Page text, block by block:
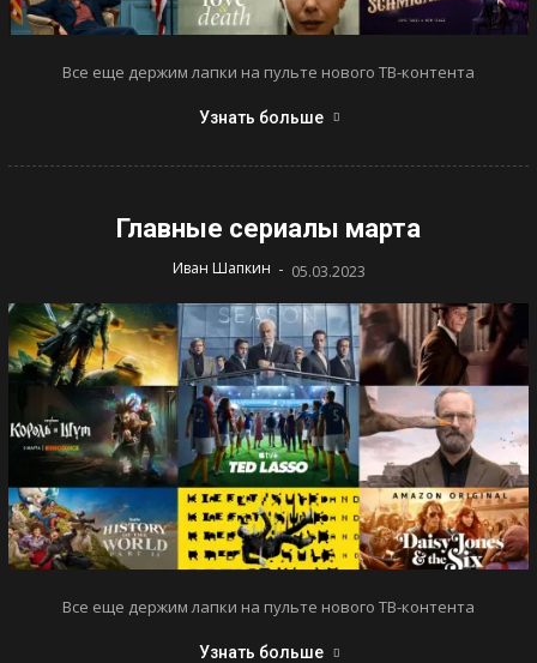
Все еще держим лапки на пульте нового ТВ-контента
Узнать больше
Главные сериалы марта
Иван Шапкин - 05.03.2023
Все еще держим лапки на пульте нового ТВ-контента
Узнать больше